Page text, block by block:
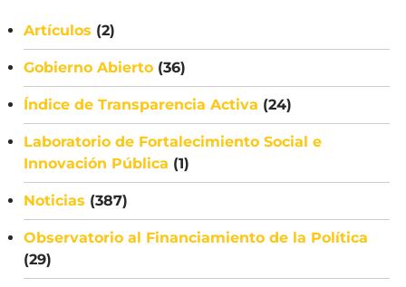
Artículos (2)
Gobierno Abierto (36)
Índice de Transparencia Activa (24)
Laboratorio de Fortalecimiento Social e
Innovación Pública (1)
Noticias (387)
Observatorio al Financiamiento de la Política
(29)